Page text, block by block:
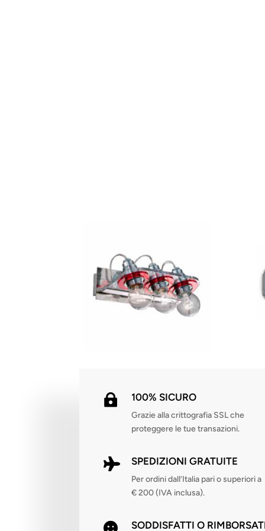
 100% SICURO
Grazie alla crittografia SSL che
proteggere le tue transazioni.
 SPEDIZIONI GRATUITE
Per ordini dall’Italia pari o superiori a
€ 200 (IVA inclusa).
 SODDISFATTI O